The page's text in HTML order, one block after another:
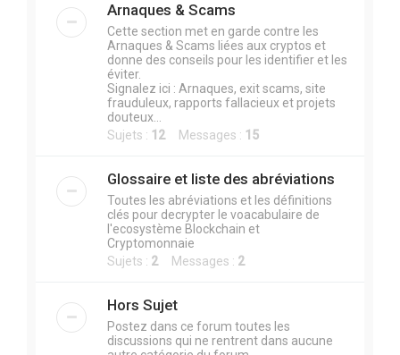
Arnaques & Scams
Cette section met en garde contre les
Arnaques & Scams liées aux cryptos et
donne des conseils pour les identifier et les
éviter.
Signalez ici : Arnaques, exit scams, site
frauduleux, rapports fallacieux et projets
douteux...
Sujets : 12Messages : 15
Glossaire et liste des abréviations
Toutes les abréviations et les définitions
clés pour decrypter le voacabulaire de
l'ecosystème Blockchain et
Cryptomonnaie
Sujets : 2Messages : 2
Hors Sujet
Postez dans ce forum toutes les
discussions qui ne rentrent dans aucune